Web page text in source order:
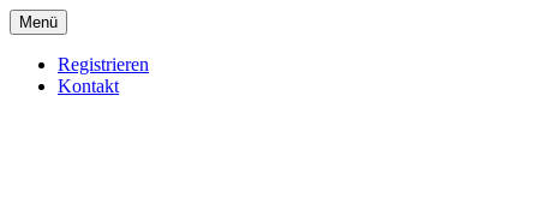
Menü
Registrieren
Kontakt